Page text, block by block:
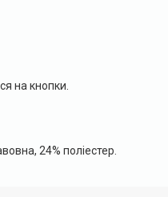
на кнопки.
24% поліестер.